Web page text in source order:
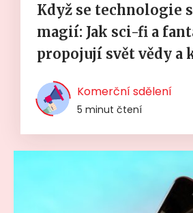
Když se technologie
magií: Jak sci-fi a
propojují svět vědy a
Komerční sdělení
5 minut čtení